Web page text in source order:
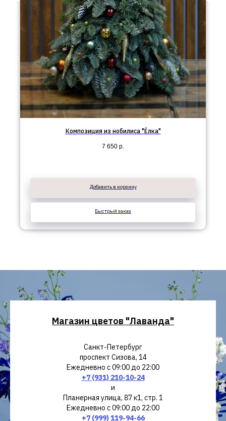
Композиция из нобилиса "Ёлка"
7 650 р.
Добавить в корзину
Быстрый заказ
Магазин цветов "Лаванда"
Санкт-Петербург
проспект Сизова, 14
Ежедневно с 09:00 до 22:00
+7 (931) 210-10-24
и
Планерная улица, 87 к1, стр. 1
Ежедневно с 09:00 до 22:00
+7 (999) 119-94-66